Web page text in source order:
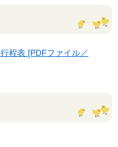
程表 [PDFファイル／